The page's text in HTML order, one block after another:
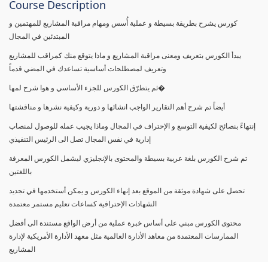
Course Description
كورس يشرح بطريقة بسيطة و عملية أُسس ومهام مراقبة المشاريع للمهتمين و
المبتدئين في المجال
يبدأ الكورس بتعريف ومعنى مراقبة المشاريع و ماذا يتوقع منك كمراقب للمشاريع
وتعريف لمصطلحات أساسية تساعدك في المضي قدماً
ثم يتطرّق الكورس للجزء الأساسي و هوا شرح لمها�
أيضاً تم شرح أهم التقارير الواجب انشائها و دورية وكيفية نشرها و مناقشتها
إنتهاءً بنصائح لكيفية التوسع و الإحتراف في المجال وماذا يجيب عمله للوصول لمنصاب
إدارية في نفس المجال تصل الى الرئيس التنفيذي
تم شرح الكورس بلغة عربية بسيطة والمحتوى بالإنجليزي ليشمل الكورس المعرفة
باللغتين
تحصل على شهادة موثقة من الموقع بعد إنهاء الكورس و يمكن أستخدمها في تجديد
الشهادات الإحترافية كساعات تعليم مستمر معتمدة
محتوى الكورس مبني على أساس خبرة عملية من أرض الواقع مستندة الى أفضل
الممارسات المعتمدة من معاهد الأدارة العالمية مثل معهد الأدارة الأمريكية لإدارة
المشاريع